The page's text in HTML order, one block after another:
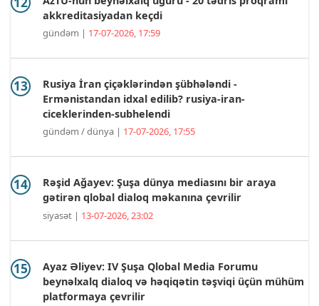
akkreditasiyadan keçdi
gündəm | 17-07-2026, 17:59
Rusiya İran çiçəklərindən şübhələndi -
Ermənistandan idxal edilib? rusiya-iran-
ciceklerinden-subhelendi
gündəm / dünya | 17-07-2026, 17:55
Rəşid Ağayev: Şuşa dünya mediasını bir araya
gətirən qlobal dialoq məkanına çevrilir
siyasət | 13-07-2026, 23:02
Ayaz Əliyev: IV Şuşa Qlobal Media Forumu
beynəlxalq dialoq və həqiqətin təşviqi üçün mühüm
platformaya çevrilir